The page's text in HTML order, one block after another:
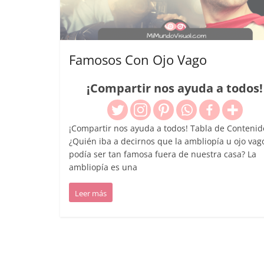
Famosos Con Ojo Vago
¡Compartir nos ayuda a todos!
¡Compartir nos ayuda a todos! Tabla de
¿Quién iba a decirnos que la ambliopía u ojo
podía ser tan famosa fuera de nuestra casa? La
ambliopía es una
Leer más